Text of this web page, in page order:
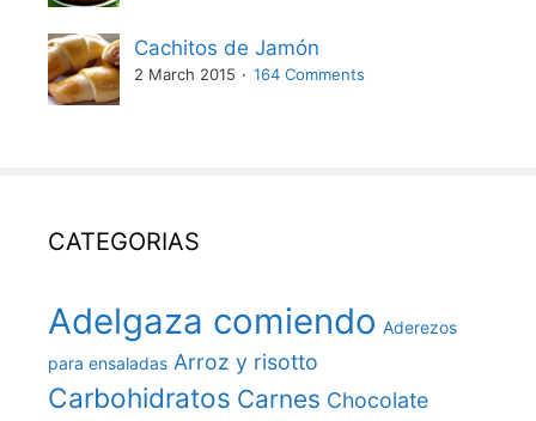
Cachitos de Jamón
2 March 2015 164 Comments
CATEGORIAS
Adelgaza comiendo Aderezos
para ensaladas Arroz y risotto
Carbohidratos Carnes Chocolate